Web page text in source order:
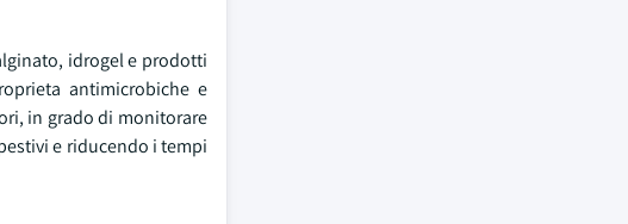
idrogel e prodotti
antimicrobiche e
in grado di monitorare
e riducendo i tempi